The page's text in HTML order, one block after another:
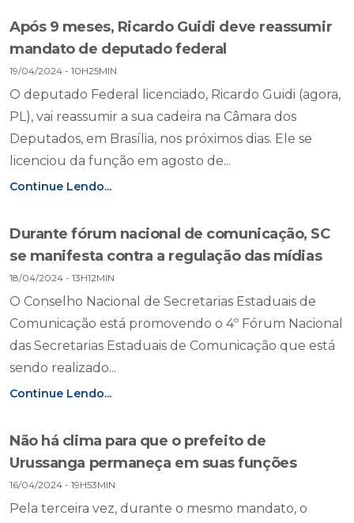
Após 9 meses, Ricardo Guidi deve reassumir
mandato de deputado federal
19/04/2024 - 10H25MIN
O deputado Federal licenciado, Ricardo Guidi (agora,
PL), vai reassumir a sua cadeira na Câmara dos
Deputados, em Brasília, nos próximos dias. Ele se
licenciou da função em agosto de...
Continue Lendo...
Durante fórum nacional de comunicação, SC
se manifesta contra a regulação das mídias
18/04/2024 - 13H12MIN
O Conselho Nacional de Secretarias Estaduais de
Comunicação está promovendo o 4º Fórum Nacional
das Secretarias Estaduais de Comunicação que está
sendo realizado...
Continue Lendo...
Não há clima para que o prefeito de
Urussanga permaneça em suas funções
16/04/2024 - 19H53MIN
Pela terceira vez, durante o mesmo mandato, o